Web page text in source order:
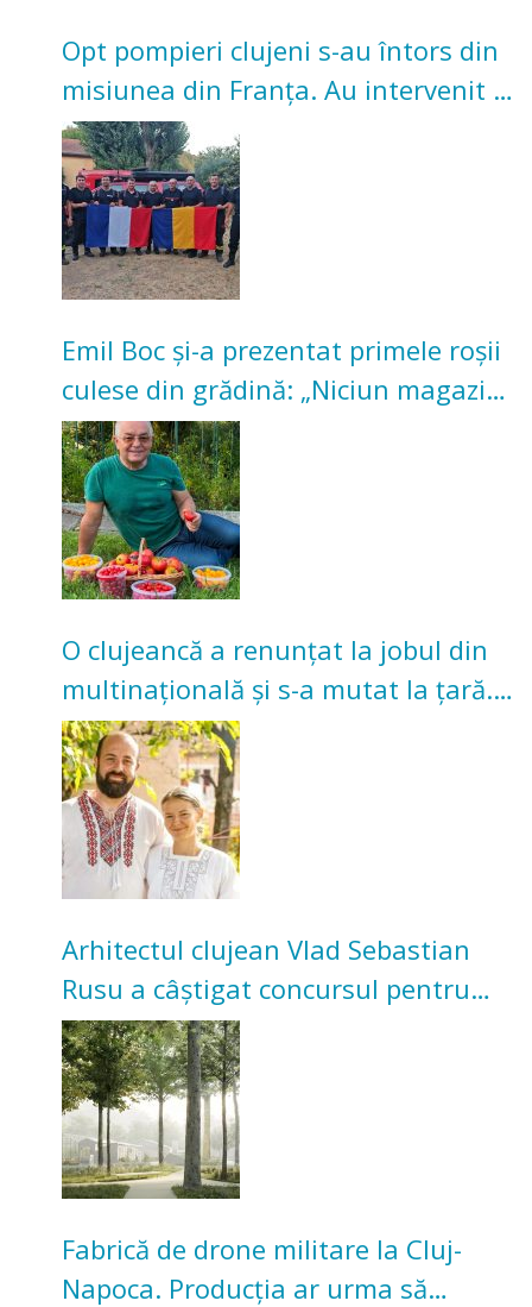
Opt pompieri clujeni s-au întors din
misiunea din Franța. Au intervenit la
incendii de vegetație și pădure
Emil Boc și-a prezentat primele roșii
culese din grădină: „Niciun magazin
nu poate oferi această satisfacție”
O clujeancă a renunțat la jobul din
multinațională și s-a mutat la țară.
Acum cultivă legume în grădina
bunicilor
Arhitectul clujean Vlad Sebastian
Rusu a câștigat concursul pentru
transformarea Grădinii Casei
Universitarilor
Fabrică de drone militare la Cluj-
Napoca. Producția ar urma să